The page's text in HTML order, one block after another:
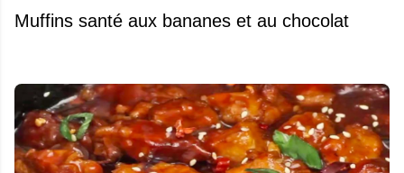
Muffins santé aux bananes et au chocolat